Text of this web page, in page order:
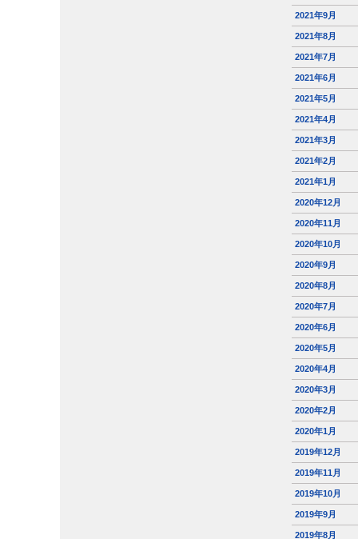
2021年9月
2021年8月
2021年7月
2021年6月
2021年5月
2021年4月
2021年3月
2021年2月
2021年1月
2020年12月
2020年11月
2020年10月
2020年9月
2020年8月
2020年7月
2020年6月
2020年5月
2020年4月
2020年3月
2020年2月
2020年1月
2019年12月
2019年11月
2019年10月
2019年9月
2019年8月